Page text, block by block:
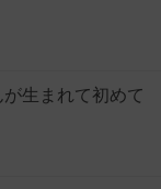
生まれて初めて